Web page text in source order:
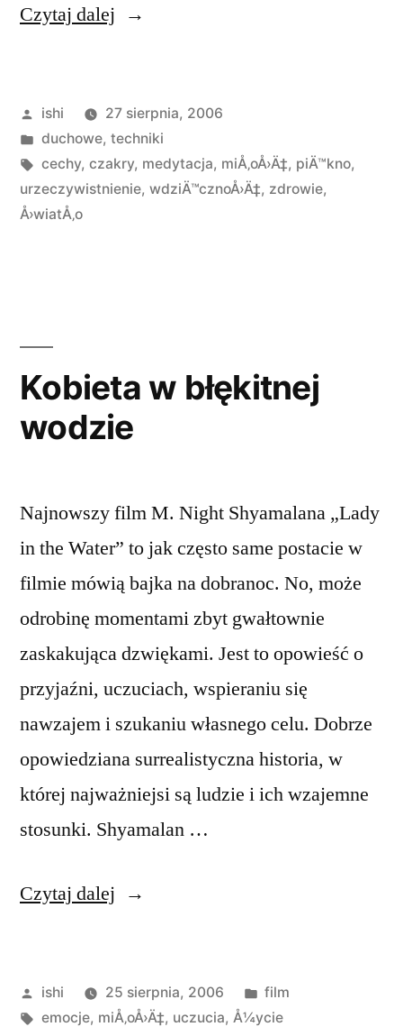
Czytaj dalej „Medytacja
urzeczywistnienia”
Opublikowane
przez
ishi
27 sierpnia, 2006
Opublikowano
w
duchowe, techniki
Tagi:
cechy, czakry, medytacja, miÅ‚oÅ›Ä‡, piÄ™kno,
urzeczywistnienie, wdziÄ™cznoÅ›Ä‡, zdrowie,
Å›wiatÅ‚o
Kobieta w błękitnej
wodzie
Najnowszy film M. Night Shyamalana „Lady
in the Water” to jak często same postacie w
filmie mówią bajka na dobranoc. No, może
odrobinę momentami zbyt gwałtownie
zaskakująca dzwiękami. Jest to opowieść o
przyjaźni, uczuciach, wspieraniu się
nawzajem i szukaniu własnego celu. Dobrze
opowiedziana surrealistyczna historia, w
której najważniejsi są ludzie i ich wzajemne
stosunki. Shyamalan …
Czytaj dalej „Kobieta
wodzie”
Opublikowane
przez
ishi 25 sierpnia, 2006
Opublikowano
w
film
Tagi:
emocje, miÅ‚oÅ›Ä‡, uczucia, Å¼ycie